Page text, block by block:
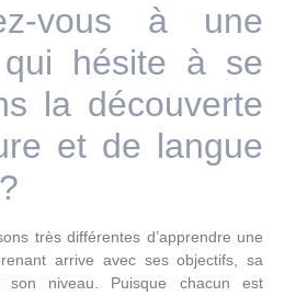
vous à une
qui hésite à se
la découverte
et de langue
très différentes d’apprendre une
arrive avec ses objectifs, sa
son niveau. Puisque chacun est